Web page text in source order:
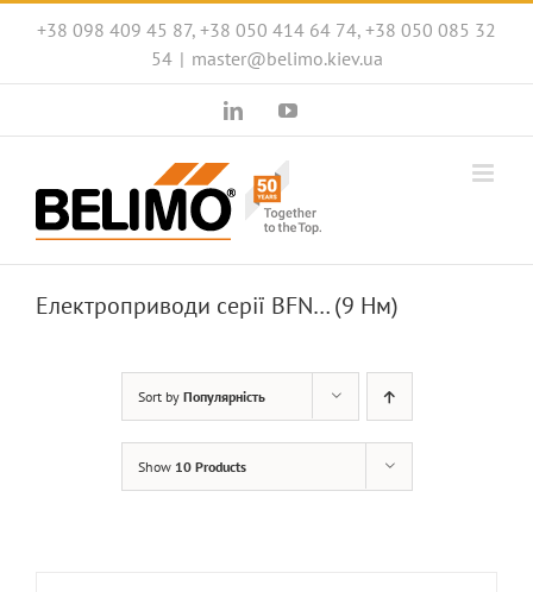
+38 098 409 45 87, +38 050 414 64 74, +38 050 085 32
54 | master@belimo.kiev.ua
LinkedInYouTube
Електроприводи серії BFN… (9 Нм)
Sort by Популярність
Show 10 Products